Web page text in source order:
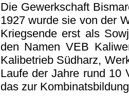
Die Gewerkschaft
1927 wurde sie von der
Kriegsende erst als
den Namen VEB
Kalibetrieb Südharz,
Laufe der Jahre rund 10
das zur